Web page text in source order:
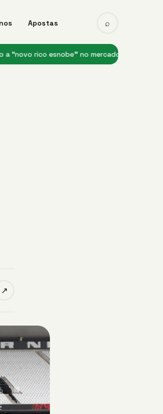
Apostas ⌕
esnobe” no mercado★ Inter treina no CT
↗